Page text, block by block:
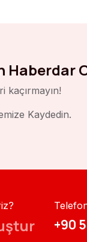
Haberdar
kaçırmayın!
Kaydedin.
+90